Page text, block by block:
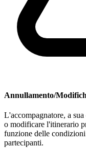
Annullamento/
L'accompagnatore, a
o modificare l'itinerario
funzione delle
partecipanti.